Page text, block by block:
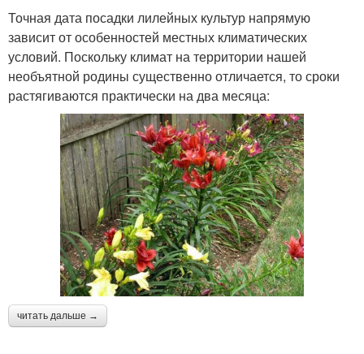
Точная дата посадки лилейных культур напрямую
зависит от особенностей местных климатических
условий. Поскольку климат на территории нашей
необъятной родины существенно отличается, то сроки
растягиваются практически на два месяца:
читать дальше →